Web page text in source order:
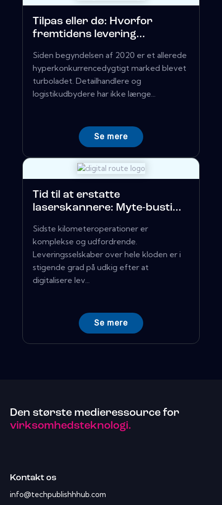
Tilpas eller dø: Hvorfor
fremtidens levering...
Siden begyndelsen af ​​2020 er et allerede
hyperkonkurrencedygtigt marked blevet
turboladet. Detailhandlere og
logistikudbydere har ikke længe...
Se mere
Tid til at erstatte
laserskannere: Myte-busti...
Sidste kilometeroperationer er
komplekse og udfordrende.
Leveringsselskaber over hele kloden er i
stigende grad på udkig efter at
digitalisere lev...
Se mere
Den største medieressource for
virksomhedsteknologi.
Kontakt os
info@techpublishhhub.com